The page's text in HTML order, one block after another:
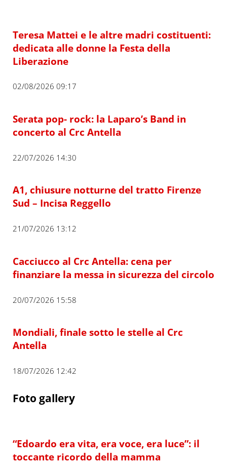
Teresa Mattei e le altre madri costituenti:
dedicata alle donne la Festa della
Liberazione
02/08/2026 09:17
Serata pop- rock: la Laparo’s Band in
concerto al Crc Antella
22/07/2026 14:30
A1, chiusure notturne del tratto Firenze
Sud – Incisa Reggello
21/07/2026 13:12
Cacciucco al Crc Antella: cena per
finanziare la messa in sicurezza del circolo
20/07/2026 15:58
Mondiali, finale sotto le stelle al Crc
Antella
18/07/2026 12:42
Foto gallery
“Edoardo era vita, era voce, era luce”: il
toccante ricordo della mamma